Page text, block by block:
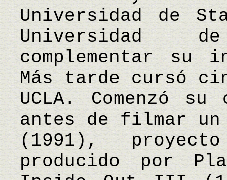
Universidad de
Universidad
complementar su
Más tarde cursó
UCLA. Comenzó
antes de filmar
(1991),
producido por